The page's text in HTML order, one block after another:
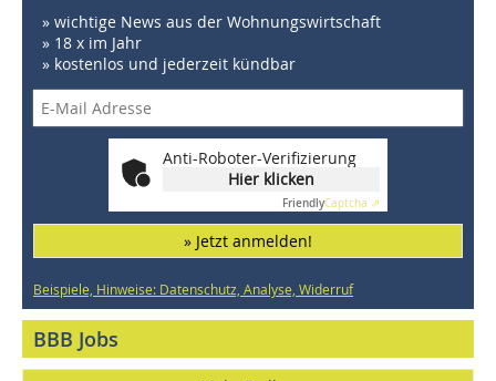
» wichtige News aus der Wohnungswirtschaft
» 18 x im Jahr
» kostenlos und jederzeit kündbar
Anti-Roboter-Verifizierung
Hier klicken
FriendlyCaptcha ⇗
» Jetzt anmelden!
Beispiele, Hinweise: Datenschutz, Analyse, Widerruf
BBB Jobs